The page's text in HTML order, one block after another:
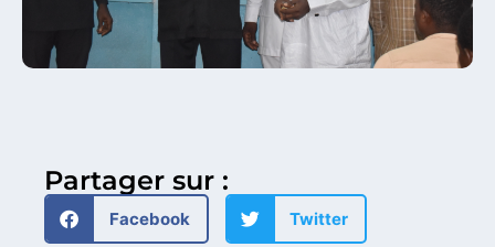
Partager sur :
Facebook Twitter